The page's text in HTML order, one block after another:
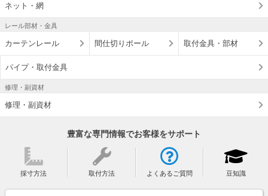
ネット・網
レール部材・金具
カーテンレール 間仕切りポール 取付金具・部材
パイプ・取付金具
修理・副資材
修理・副資材
豊富な専門情報でお客様をサポート
採寸方法 取付方法 よくあるご質問 豆知識